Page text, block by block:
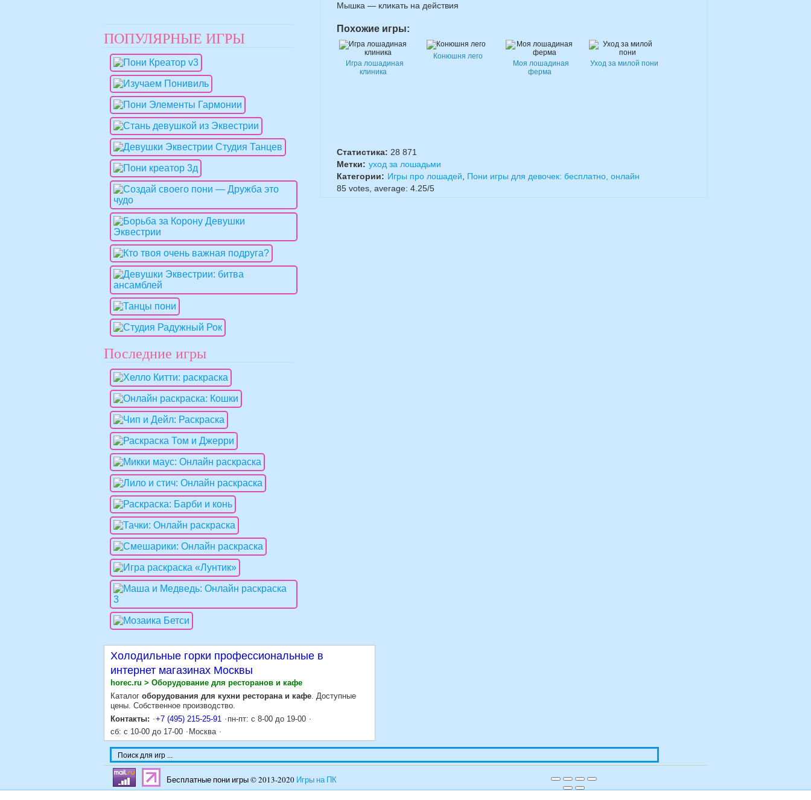
Мышка — кликать на действия
Похожие игры:
Игра лошадиная
клиника
Конюшня лего
Моя лошадиная
ферма
Уход за милой пони
Статистика: 28 871
Метки: уход за лошадьми
Категории: Игры про лошадей
Пони игры для девочек: бесплатно, онлайн
85 votes, average: 4.25/5
ПОПУЛЯРНЫЕ ИГРЫ
Последние игры
Холодильные горки профессиональные в
интернет магазинах Москвы
horec.ru > Оборудование для ресторанов и кафе
Каталог оборудования для кухни ресторана и кафе. Доступные
цены. Собственное производство.
Контакты:
+7 (495) 215-25-91
пн-пт: с 8-00 до 19-00
сб: с 10-00 до 17-00
Москва
Бесплатные пони игры © 2013-2020 Игры на ПК